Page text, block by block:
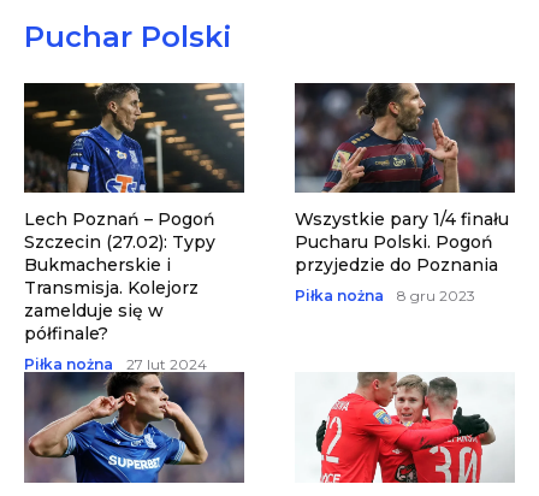
Puchar Polski
Lech Poznań – Pogoń
Szczecin (27.02): Typy
Bukmacherskie i
Transmisja. Kolejorz
zamelduje się w
półfinale?
Piłka nożna 27 lut 2024
Wszystkie pary 1/4 finału
Pucharu Polski. Pogoń
przyjedzie do Poznania
Piłka nożna 8 gru 2023